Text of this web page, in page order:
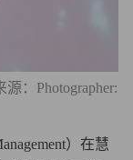
：Photographer:
）在慧